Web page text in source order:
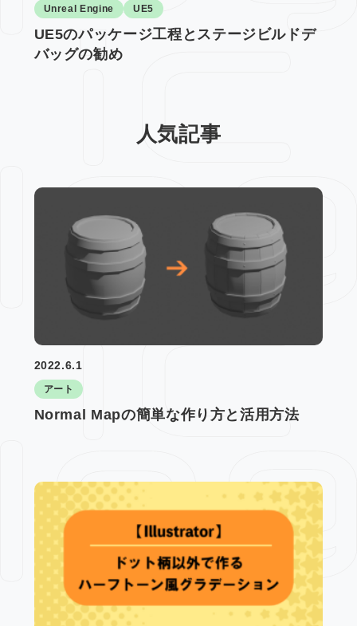
Unreal Engine UE5
UE5のパッケージ工程とステージビルドデ
バッグの勧め
人気記事
2022.6.1
アート
Normal Mapの簡単な作り方と活用方法